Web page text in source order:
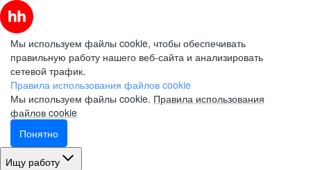
Мы используем файлы cookie, чтобы обеспечивать
правильную работу нашего веб-сайта и анализировать
сетевой трафик.
Правила использования файлов cookie
Мы используем файлы cookie. Правила использования
файлов cookie
Понятно
Ищу работу